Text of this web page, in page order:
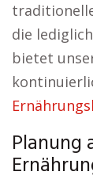
die
bietet
Planung